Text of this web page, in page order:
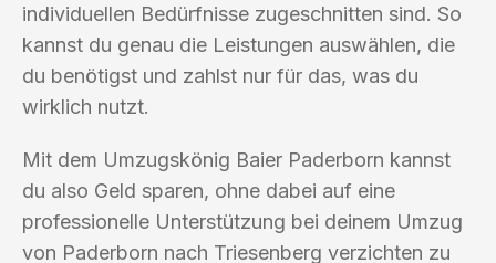
individuellen Bedürfnisse zugeschnitten sind. So
kannst du genau die Leistungen auswählen, die
du benötigst und zahlst nur für das, was du
wirklich nutzt.
Mit dem Umzugskönig Baier Paderborn kannst
du also Geld sparen, ohne dabei auf eine
professionelle Unterstützung bei deinem Umzug
von Paderborn nach Triesenberg verzichten zu